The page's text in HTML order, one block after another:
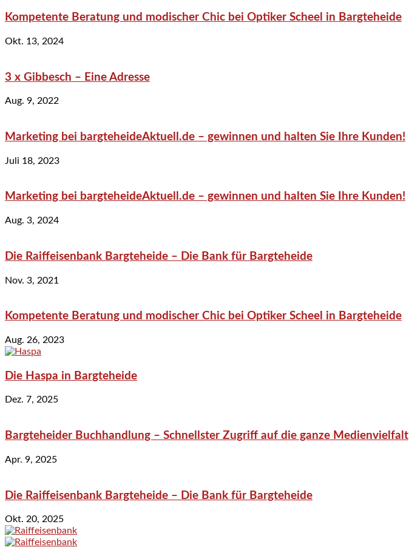
Kompetente Beratung und modischer Chic bei Optiker Scheel in Bargteheide
Okt. 13, 2024
3 x Gibbesch – Eine Adresse
Aug. 9, 2022
Marketing bei bargteheideAktuell.de – gewinnen und halten Sie Ihre Kunden!
Juli 18, 2023
Marketing bei bargteheideAktuell.de – gewinnen und halten Sie Ihre Kunden!
Aug. 3, 2024
Die Raiffeisenbank Bargteheide – Die Bank für Bargteheide
Nov. 3, 2021
Kompetente Beratung und modischer Chic bei Optiker Scheel in Bargteheide
Aug. 26, 2023
Die Haspa in Bargteheide
Dez. 7, 2025
Bargteheider Buchhandlung – Schnellster Zugriff auf die ganze Medienvielfalt
Apr. 9, 2025
Die Raiffeisenbank Bargteheide – Die Bank für Bargteheide
Okt. 20, 2025